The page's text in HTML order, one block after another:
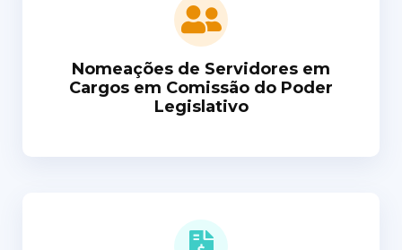
Nomeações de Servidores em
Cargos em Comissão do Poder
Legislativo